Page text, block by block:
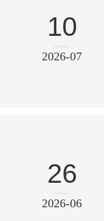
10
2026-07
26
2026-06